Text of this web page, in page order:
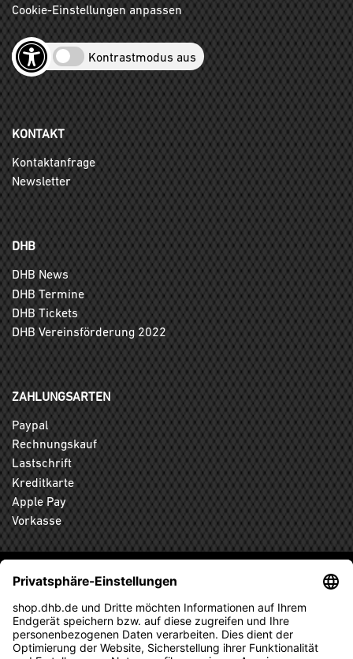
Cookie-Einstellungen anpassen
Kontrastmodus aus
KONTAKT
Kontaktanfrage
Newsletter
DHB
DHB News
DHB Termine
DHB Tickets
DHB Vereinsförderung 2022
ZAHLUNGSARTEN
Paypal
Rechnungskauf
Lastschrift
Kreditkarte
Apple Pay
Vorkasse
ABONNIEREN SIE DEN KOSTENLOSEN DHB-FANSHOP
NEWSLETTER UND VERPASSEN SIE KEINE NEUIGKEIT ODER
AKTION MEHR.
ANMELDEN